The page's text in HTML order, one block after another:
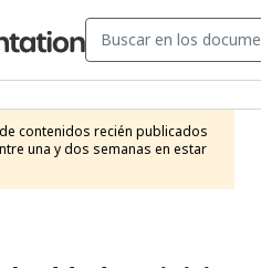
contenidos recién publicados
una y dos semanas en estar